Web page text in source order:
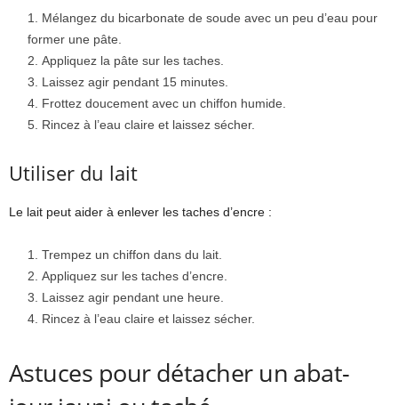
Mélangez du bicarbonate de soude avec un peu d’eau pour
former une pâte.
Appliquez la pâte sur les taches.
Laissez agir pendant 15 minutes.
Frottez doucement avec un chiffon humide.
Rincez à l’eau claire et laissez sécher.
Utiliser du lait
Le lait peut aider à enlever les taches d’encre :
Trempez un chiffon dans du lait.
Appliquez sur les taches d’encre.
Laissez agir pendant une heure.
Rincez à l’eau claire et laissez sécher.
Astuces pour détacher un abat-